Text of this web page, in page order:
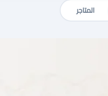
المتاجر